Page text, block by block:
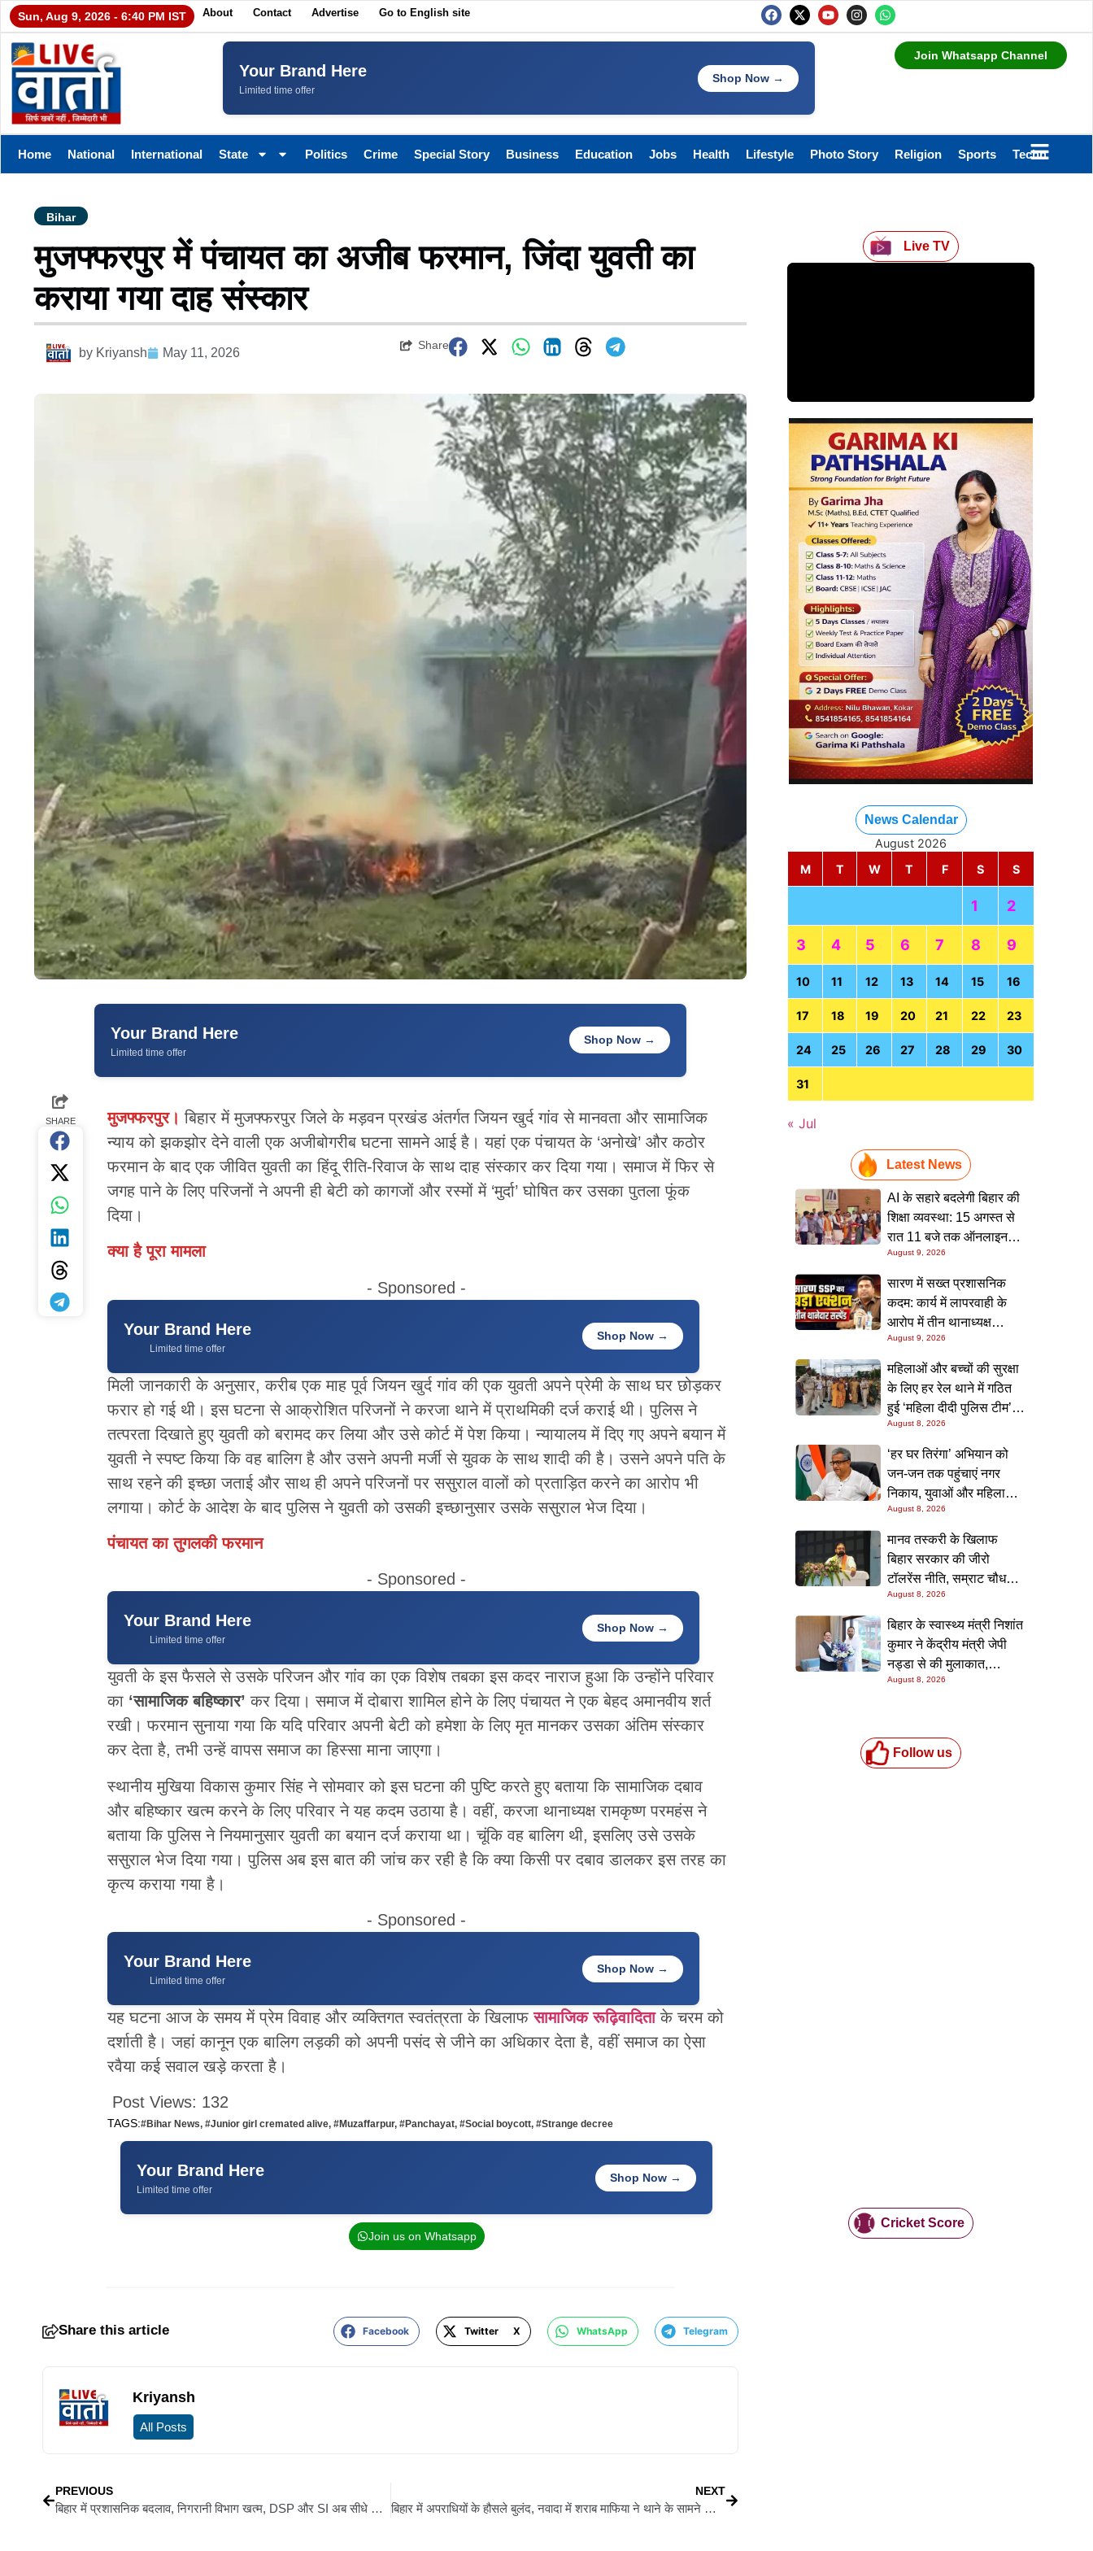
Sun, Aug 9, 2026 - 6:40 PM IST About Contact Advertise Go to English site
Your Brand Here
Limited time offer
Shop Now →
Join Whatsapp Channel
Home National International State Politics Crime Special Story Business Education Jobs Health Lifestyle Photo Story Religion Sports Technology
Bihar
मुजफ्फरपुर में पंचायत का अजीब फरमान, जिंदा युवती का
कराया गया दाह संस्कार
by Kriyansh May 11, 2026
Share
Your Brand Here
Limited time offer
Shop Now →
SHARE मुजफ्फरपुर।बिहार में मुजफ्फरपुर जिले के मड़वन प्रखंड अंतर्गत जियन खुर्द गांव से मानवता और सामाजिक
न्याय को झकझोर देने वाली एक अजीबोगरीब घटना सामने आई है। यहां एक पंचायत के ‘अनोखे’ और कठोर
फरमान के बाद एक जीवित युवती का हिंदू रीति-रिवाज के साथ दाह संस्कार कर दिया गया। समाज में फिर से
जगह पाने के लिए परिजनों ने अपनी ही बेटी को कागजों और रस्मों में ‘मुर्दा’ घोषित कर उसका पुतला फूंक
दिया।
क्या है पूरा मामला
- Sponsored -
Your Brand Here
Limited time offer
Shop Now →
मिली जानकारी के अनुसार, करीब एक माह पूर्व जियन खुर्द गांव की एक युवती अपने प्रेमी के साथ घर छोड़कर
फरार हो गई थी। इस घटना से आक्रोशित परिजनों ने करजा थाने में प्राथमिकी दर्ज कराई थी। पुलिस ने
तत्परता दिखाते हुए युवती को बरामद कर लिया और उसे कोर्ट में पेश किया। न्यायालय में दिए गए अपने बयान में
युवती ने स्पष्ट किया कि वह बालिग है और उसने अपनी मर्जी से युवक के साथ शादी की है। उसने अपने पति के
साथ रहने की इच्छा जताई और साथ ही अपने परिजनों पर ससुराल वालों को प्रताड़ित करने का आरोप भी
लगाया। कोर्ट के आदेश के बाद पुलिस ने युवती को उसकी इच्छानुसार उसके ससुराल भेज दिया।
पंचायत का तुगलकी फरमान
- Sponsored -
Your Brand Here
Limited time offer
Shop Now →
युवती के इस फैसले से उसके परिजन और गांव का एक विशेष तबका इस कदर नाराज हुआ कि उन्होंने परिवार
का‘सामाजिक बहिष्कार’ कर दिया। समाज में दोबारा शामिल होने के लिए पंचायत ने एक बेहद अमानवीय शर्त
रखी। फरमान सुनाया गया कि यदि परिवार अपनी बेटी को हमेशा के लिए मृत मानकर उसका अंतिम संस्कार
कर देता है, तभी उन्हें वापस समाज का हिस्सा माना जाएगा।
स्थानीय मुखिया विकास कुमार सिंह ने सोमवार को इस घटना की पुष्टि करते हुए बताया कि सामाजिक दबाव
और बहिष्कार खत्म करने के लिए परिवार ने यह कदम उठाया है। वहीं, करजा थानाध्यक्ष रामकृष्ण परमहंस ने
बताया कि पुलिस ने नियमानुसार युवती का बयान दर्ज कराया था। चूंकि वह बालिग थी, इसलिए उसे उसके
ससुराल भेज दिया गया। पुलिस अब इस बात की जांच कर रही है कि क्या किसी पर दबाव डालकर इस तरह का
कृत्य कराया गया है।
- Sponsored -
Your Brand Here
Limited time offer
Shop Now →
यह घटना आज के समय में प्रेम विवाह और व्यक्तिगत स्वतंत्रता के खिलाफसामाजिक रूढ़िवादिताके चरम को
दर्शाती है। जहां कानून एक बालिग लड़की को अपनी पसंद से जीने का अधिकार देता है, वहीं समाज का ऐसा
रवैया कई सवाल खड़े करता है।
Post Views: 132
TAGS:#Bihar News, #Junior girl cremated alive, #Muzaffarpur, #Panchayat, #Social boycott, #Strange decree
Your Brand Here
Limited time offer
Shop Now →
Join us on Whatsapp
Share this article Facebook Twitter X WhatsApp Telegram
Kriyansh
All Posts
PREVIOUS
बिहार में प्रशासनिक बदलाव, निगरानी विभाग खत्म, DSP और SI अब सीधे बिहार पुलिस सेवा में शामिल होंगे
NEXT
बिहार में अपराधियों के हौसले बुलंद, नवादा में शराब माफिया ने थाने के सामने चाकू घोप कर की चौकीदार की हत्या
Live TV
News Calendar
August 2026
M
T W T F S S
1 2
3 4 5 6 7 8 9
10 11 12 13 14 15 16
17 18 19 20 21 22 23
24 25 26 27 28 29 30
31
« Jul
Latest News
AI के सहारे बदलेगी बिहार की
शिक्षा व्यवस्था: 15 अगस्त से
रात 11 बजे तक ऑनलाइन
क्लास, मुख्यमंत्री का बड़ा
August 9, 2026
सारण में सख्त प्रशासनिक
कदम: कार्य में लापरवाही के
आरोप में तीन थानाध्यक्ष
सस्पेंड, पुलिस महकमे में मचा
हड़कंप
August 9, 2026
महिलाओं और बच्चों की सुरक्षा
के लिए हर रेल थाने में गठित
हुई ‘महिला दीदी पुलिस टीम’,
स्कूलों में जाकर किया जागरूक
August 8, 2026
‘हर घर तिरंगा’ अभियान को
जन-जन तक पहुंचाएं नगर
निकाय, युवाओं और महिलाओं
की भागीदारी सुनिश्चित करने
का निर्देश: नीतीश मिश्रा
August 8, 2026
मानव तस्करी के खिलाफ
बिहार सरकार की जीरो
टॉलरेंस नीति, सम्राट चौधरी ने
सम्मेलन में दोहराई प्रतिबद्धता
August 8, 2026
बिहार के स्वास्थ्य मंत्री निशांत
कुमार ने केंद्रीय मंत्री जेपी
नड्डा से की मुलाकात,
स्वास्थ्य क्षेत्र के विकास पर
August 8, 2026
Follow us
Cricket Score